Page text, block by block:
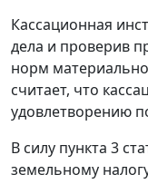
Кассационная
дела и проверив
норм
считает, что
удовлетворению
В силу пункта 3
земельному